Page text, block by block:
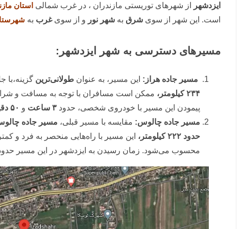
ایزدشهر از شهرهای توریستی مازندران ، در غرب شمالی استان
است. این شهر از سوی شرق به شهر نور و از سویغرب به
مسیرهای دسترسی به شهر ایزدشهر:
مسیر جاده هراز: این مسیر، به عنوان طولانی‌ترین گزینه،با
۲۳۴ کیلومتر،
ممکن است مسافران با توجه به مسافت و
پیمودن این مسیر با خودروی شخصی، حدود ۳ ساعت و ۵۰ دقیقه
مسیر جاده چالوس: مقایسه با مسیر قبلی، مسیر جاده
حدود ۲۲۲ کیلومتر،
این مسیر با راه‌هایی منحصر به فرد و
محسوب می‌شود. زمان رسیدن به ایزدشهر در این مسیر